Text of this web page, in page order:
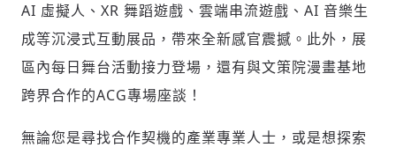
AI 虛擬人、XR 舞蹈遊戲、雲端串流遊戲、AI 音樂生
成等沉浸式互動展品，帶來全新感官震撼。此外，展
區內每日舞台活動接力登場，還有與文策院漫畫基地
跨界合作的ACG專場座談！
無論您是尋找合作契機的產業專業人士，或是想探索